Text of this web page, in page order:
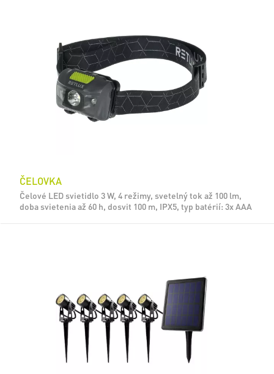
ČELOVKA
Čelové LED svietidlo 3 W, 4 režimy, svetelný tok až 100 lm,
doba svietenia až 60 h, dosvit 100 m, IPX5, typ batérií: 3x AAA